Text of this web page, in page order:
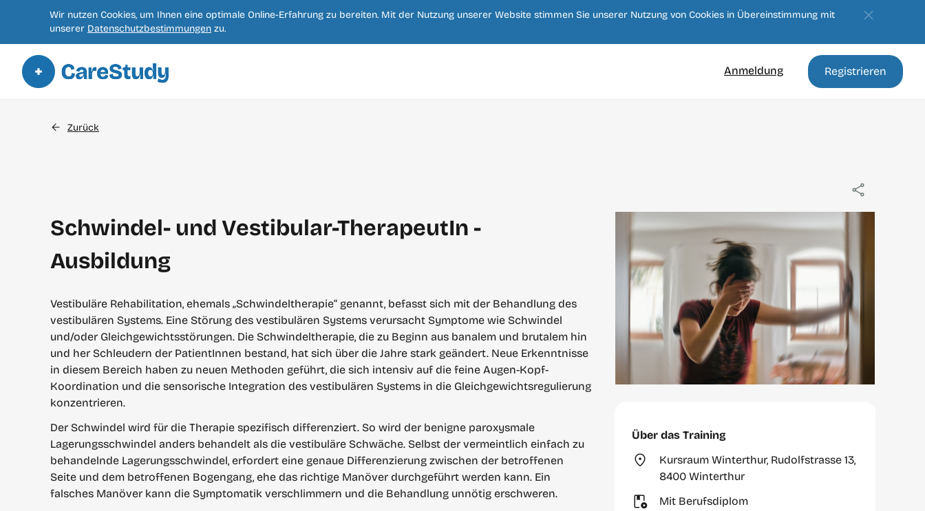
Zum
springen
Wir nutzen Cookies, um Ihnen eine optimale Online-Erfahrung zu bereiten. Mit der Nutzung unserer Website stimmen Sie unserer Nutzung von Cookies in Übereinstimmung mit
unserer Datenschutzbestimmungen zu.
Anmeldung Registrieren
Zurück
Schwindel- und Vestibular-TherapeutIn -
Ausbildung
Vestibuläre Rehabilitation, ehemals „Schwindeltherapie“ genannt, befasst sich mit der Behandlung des
vestibulären Systems. Eine Störung des vestibulären Systems verursacht Symptome wie Schwindel
und/oder Gleichgewichtsstörungen. Die Schwindeltherapie, die zu Beginn aus banalem und brutalem hin
und her Schleudern der PatientInnen bestand, hat sich über die Jahre stark geändert. Neue Erkenntnisse
in diesem Bereich haben zu neuen Methoden geführt, die sich intensiv auf die feine Augen-Kopf-
Koordination und die sensorische Integration des vestibulären Systems in die Gleichgewichtsregulierung
konzentrieren.
Der Schwindel wird für die Therapie spezifisch differenziert. So wird der benigne paroxysmale
Lagerungsschwindel anders behandelt als die vestibuläre Schwäche. Selbst der vermeintlich einfach zu
behandelnde Lagerungsschwindel, erfordert eine genaue Differenzierung zwischen der betroffenen
Seite und dem betroffenen Bogengang, ehe das richtige Manöver durchgeführt werden kann. Ein
falsches Manöver kann die Symptomatik verschlimmern und die Behandlung unnötig erschweren.
Über das Training
Kursraum Winterthur, Rudolfstrasse 13,
8400 Winterthur
Mit Berufsdiplom